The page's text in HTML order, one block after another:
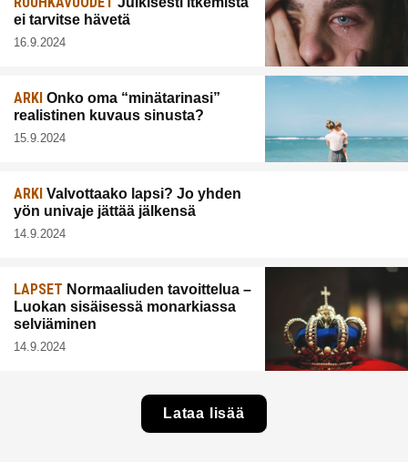
ei tarvitse hävetä
16.9.2024
ARKI Onko oma “minätarinasi”
realistinen kuvaus sinusta?
15.9.2024
ARKI Valvottaako lapsi? Jo yhden
yön univaje jättää jälkensä
14.9.2024
LAPSET Normaaliuden tavoittelua –
Luokan sisäisessä monarkiassa
selviäminen
14.9.2024
Lataa lisää